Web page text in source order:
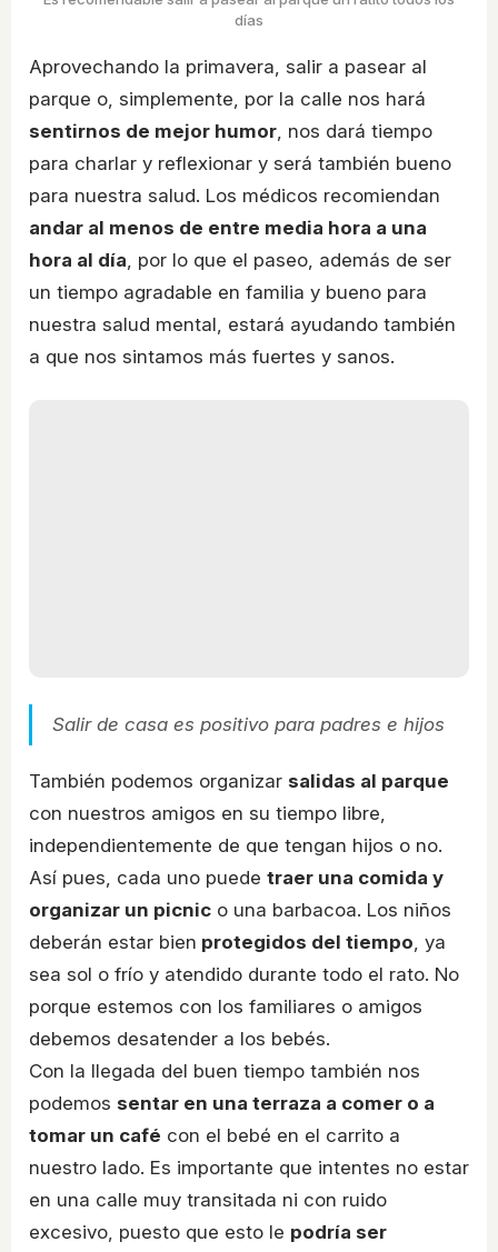
días
Aprovechando la primavera, salir a pasear al
parque o, simplemente, por la calle nos hará
sentirnos de mejor humor, nos dará tiempo
para charlar y reflexionar y será también bueno
para nuestra salud. Los médicos recomiendan
andar al menos de entre media hora a una
hora al día, por lo que el paseo, además de ser
un tiempo agradable en familia y bueno para
nuestra salud mental, estará ayudando también
a que nos sintamos más fuertes y sanos.
Salir de casa es positivo para padres e hijos
También podemos organizar salidas al parque
con nuestros amigos en su tiempo libre,
independientemente de que tengan hijos o no.
Así pues, cada uno puede traer una comida y
organizar un picnic o una barbacoa. Los niños
deberán estar bien protegidos del tiempo, ya
sea sol o frío y atendido durante todo el rato. No
porque estemos con los familiares o amigos
debemos desatender a los bebés.
Con la llegada del buen tiempo también nos
podemos sentar en una terraza a comer o a
tomar un café con el bebé en el carrito a
nuestro lado. Es importante que intentes no estar
en una calle muy transitada ni con ruido
excesivo, puesto que esto le podría ser